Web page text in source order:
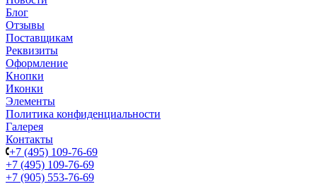
Блог
Отзывы
Поставщикам
Реквизиты
Оформление
Кнопки
Иконки
Элементы
Политика конфиденциальности
Галерея
Контакты
+7 (495) 109-76-69
+7 (495) 109-76-69
+7 (905) 553-76-69